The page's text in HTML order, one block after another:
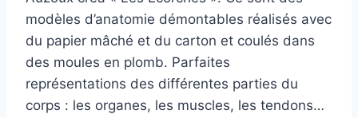
modèles d’anatomie démontables réalisés avec
du papier mâché et du carton et coulés dans
des moules en plomb. Parfaites
représentations des différentes parties du
corps : les organes, les muscles, les tendons…